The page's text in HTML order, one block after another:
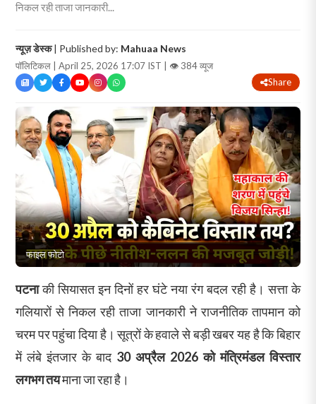
निकल रही ताजा जानकारी...
न्यूज़ डेस्क| Published by: Mahuaa News
पॉलिटिकल | April 25, 2026 17:07 IST | 👁 384 व्यूज
Share
फाइल फोटो
पटनाकी सियासत इन दिनों हर घंटे नया रंग बदल रही है। सत्ता के
गलियारों से निकल रही ताजा जानकारी ने राजनीतिक तापमान को
चरम पर पहुंचा दिया है। सूत्रों के हवाले से बड़ी खबर यह है कि बिहार
में लंबे इंतजार के बाद 30 अप्रैल 2026 को मंत्रिमंडल विस्तार
लगभग तयमाना जा रहा है।